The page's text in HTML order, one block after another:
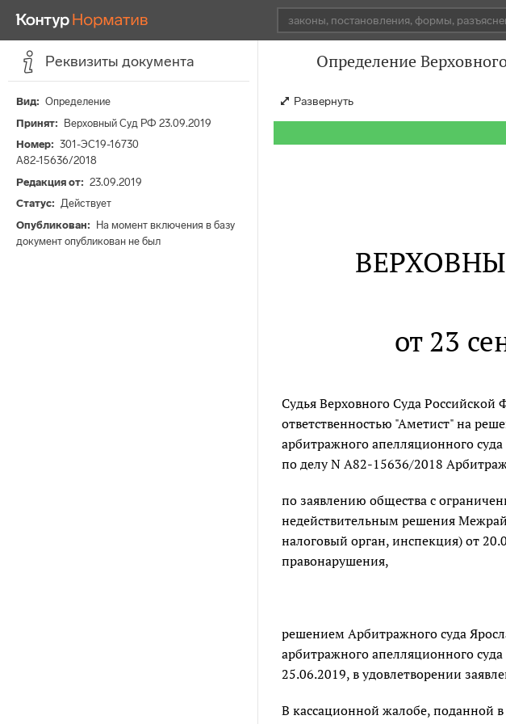
Реквизиты документа
Вид
Определение
Принят
Верховный Суд РФ 23.09.2019
Номер
301-ЭС19-16730
А82-15636/2018
Редакция от
23.09.2019
Статус
Действует
Опубликован
На момент включения в базу
документ опубликован не был
Определение
Развернуть
от 23
Судья Верховного Суда
ответственностью "Аметист" на
арбитражного апелляционного
по делу N А82-15636/2018
по заявлению общества с
недействительным решения
налоговый орган, инспекция) от
правонарушения,
решением Арбитражного суда
арбитражного апелляционного
25.06.2019, в удовлетворении
В кассационной жалобе, поданной